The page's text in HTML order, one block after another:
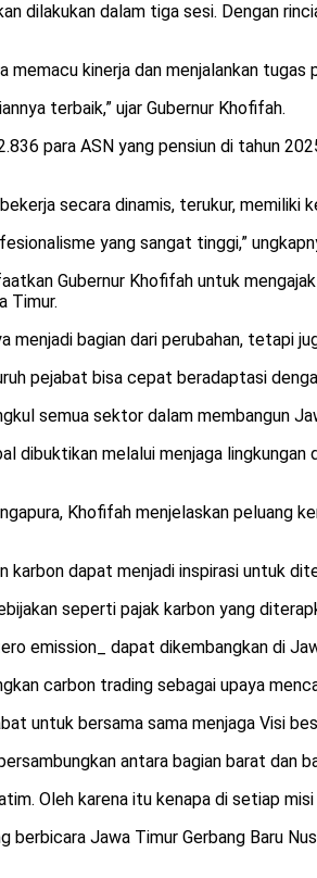
dilakukan dalam tiga sesi. Dengan
kinerja dan menjalankan
terbaik,” ujar Gubernur Khofifah.
para ASN yang pensiun di tahun
secara dinamis, terukur,
yang sangat tinggi,”
Gubernur Khofifah untuk
Timur.
bagian dari perubahan, tetapi
pejabat bisa cepat beradaptasi
semua sektor dalam membangun
melalui menjaga
Khofifah menjelaskan peluang
karbon dapat menjadi inspirasi untuk
seperti pajak karbon yang
emission_ dapat dikembangkan di
carbon trading sebagai upaya
untuk bersama sama menjaga Visi
antara bagian barat dan
Oleh karena itu kenapa di setiap
Jawa Timur Gerbang Baru